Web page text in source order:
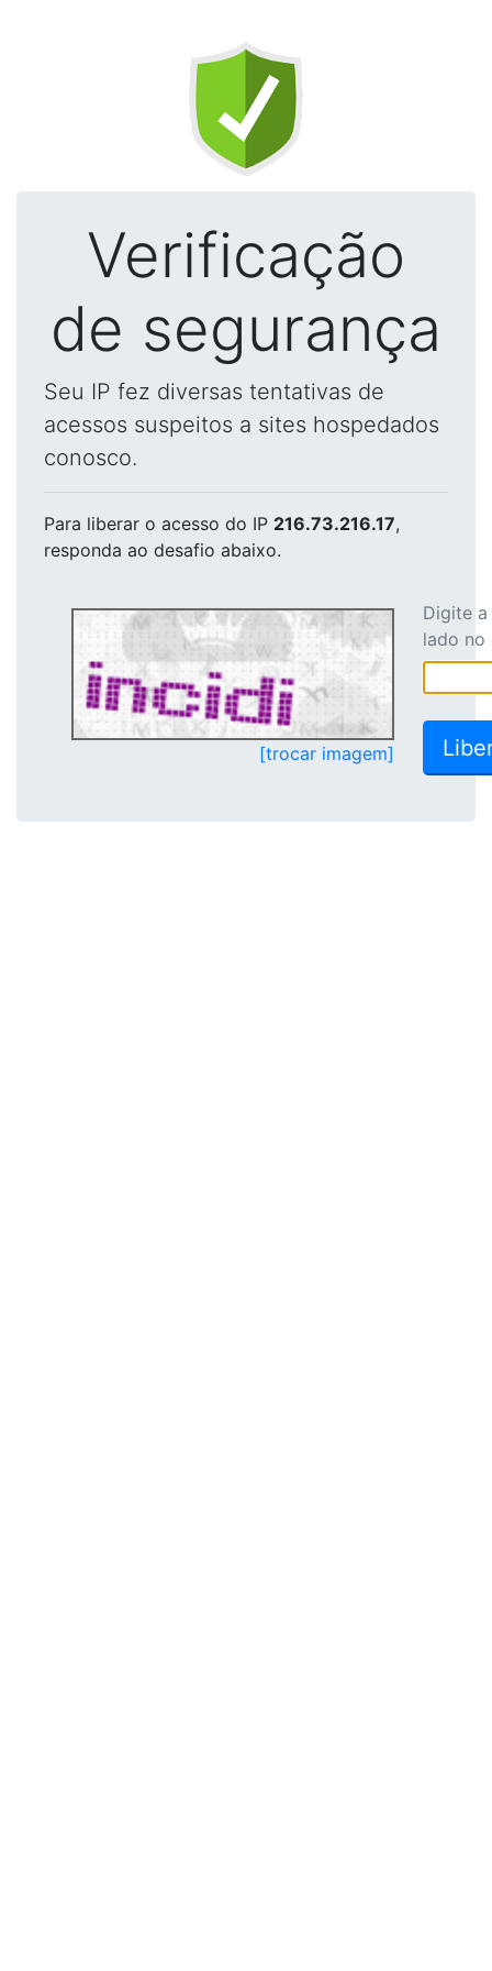
Verificação
de segurança
Seu IP fez diversas tentativas de
acessos suspeitos a sites hospedados
conosco.
Para liberar o acesso do IP 216.73.216.17,
responda ao desafio abaixo.
[trocar imagem]
Digite
lado no